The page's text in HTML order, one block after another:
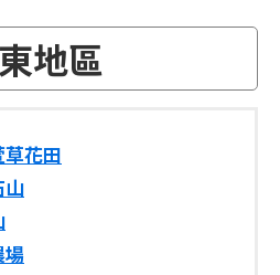
地區
花田
山
場